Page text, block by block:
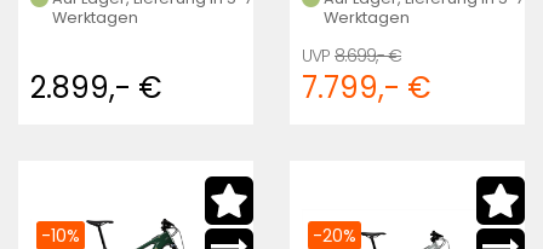
Werktagen
2.899,- €
Werktagen
8.699,- €
7.799,- €
-10% -20%